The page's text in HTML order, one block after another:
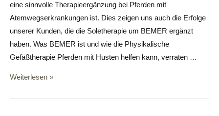
eine sinnvolle Therapieergänzung bei Pferden mit
Atemwegserkrankungen ist. Dies zeigen uns auch die Erfolge
unserer Kunden, die die Soletherapie um BEMER ergänzt
haben. Was BEMER ist und wie die Physikalische
Gefäßtherapie Pferden mit Husten helfen kann, verraten …
Weiterlesen »